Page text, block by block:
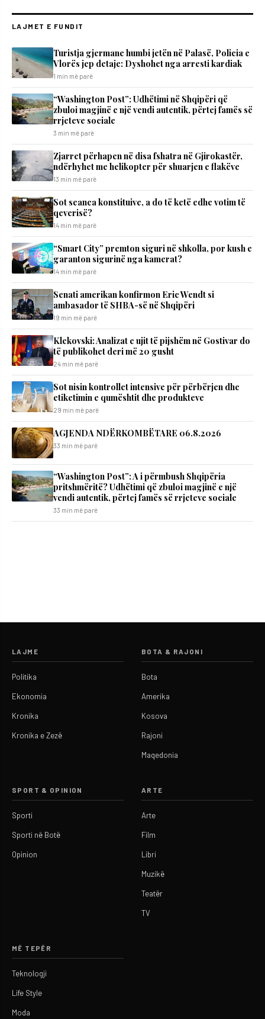
LAJMET E FUNDIT
Turistja gjermane humbi jetën në Palasë, Policia e
Vlorës jep detaje: Dyshohet nga arresti kardiak
1 min më parë
“Washington Post”: Udhëtimi në Shqipëri që
zbuloi magjinë e një vendi autentik, përtej famës së
rrjeteve sociale
3 min më parë
Zjarret përhapen në disa fshatra në Gjirokastër,
ndërhyhet me helikopter për shuarjen e flakëve
13 min më parë
Sot seanca konstituive, a do të ketë edhe votim të
qeverisë?
14 min më parë
“Smart City” premton siguri në shkolla, por kush e
garanton sigurinë nga kamerat?
14 min më parë
Senati amerikan konfirmon Eric Wendt si
ambasador të SHBA-së në Shqipëri
19 min më parë
Klekovski: Analizat e ujit të pijshëm në Gostivar do
të publikohet deri më 20 gusht
24 min më parë
Sot nisin kontrollet intensive për përbërjen dhe
etiketimin e qumështit dhe produkteve
29 min më parë
AGJENDA NDËRKOMBËTARE 06.8.2026
33 min më parë
“Washington Post”: A i përmbush Shqipëria
pritshmëritë? Udhëtimi që zbuloi magjinë e një
vendi autentik, përtej famës së rrjeteve sociale
33 min më parë
LAJME
Politika
Ekonomia
Kronika
Kronika e Zezë
BOTA & RAJONI
Bota
Amerika
Kosova
Rajoni
Maqedonia
SPORT & OPINION
Sporti
Sporti në Botë
Opinion
ARTE
Arte
Film
Libri
Muzikë
Teatër
TV
MË TEPËR
Teknologji
Life Style
Moda